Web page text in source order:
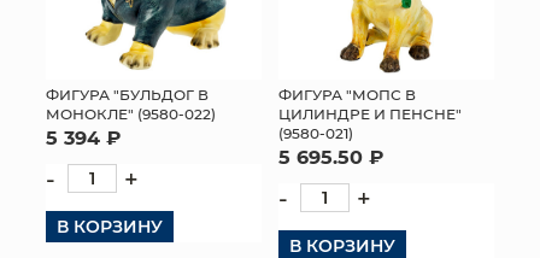
ФИГУРА "БУЛЬДОГ В
МОНОКЛЕ" (9580-022)
5 394 ₽
- +
В КОРЗИНУ
ФИГУРА "МОПС В
ЦИЛИНДРЕ И ПЕНСНЕ"
(9580-021)
5 695.50 ₽
- +
В КОРЗИНУ